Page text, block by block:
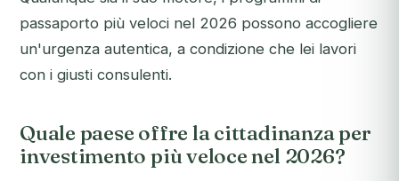
passaporto più veloci nel 2026 possono accogliere
un'urgenza autentica, a condizione che lei lavori
con i giusti consulenti.
Quale paese offre la cittadinanza per
investimento più veloce nel 2026?